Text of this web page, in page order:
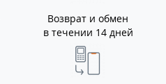
Возврат и обмен
в течении 14 дней